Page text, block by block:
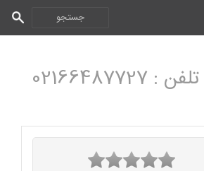
تلفن : 02166487727